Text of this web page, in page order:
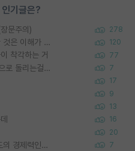
기글은?
문주의) 278
대학원생들 교수에게 가스라이팅 당한 것은 이해가 갑니다. 안타깝네요. 120
착각하는 거 77
왜 후배가 못하는걸 교수님은 내 책임으로 돌리는걸까요? 7
17
9
13
16
20
박사진학하기에 2억은 괜찮은 (?) 정도의 경제력인가요 7